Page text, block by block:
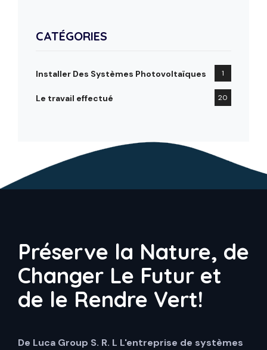
CATÉGORIES
Installer Des Systèmes Photovoltaïques 1
Le travail effectué 20
Préserve la Nature, de
Changer Le Futur et
de le Rendre Vert!
De Luca Group S. R. L L'entreprise de systèmes